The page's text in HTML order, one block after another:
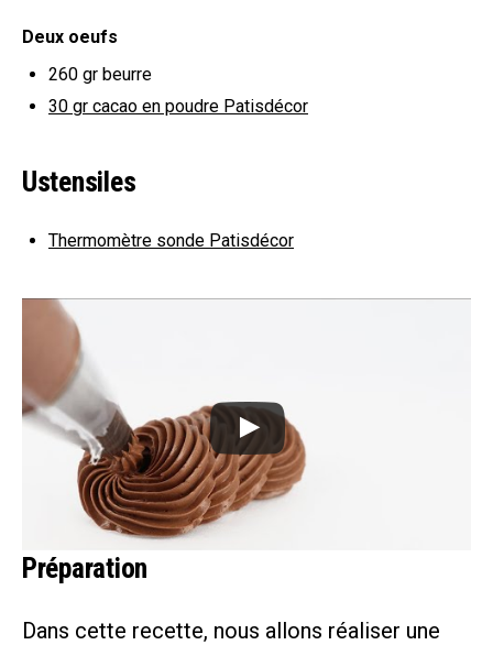
Deux oeufs
260 gr beurre
30 gr cacao en poudre Patisdécor
Ustensiles
Thermomètre sonde Patisdécor
Préparation
Dans cette recette, nous allons réaliser une